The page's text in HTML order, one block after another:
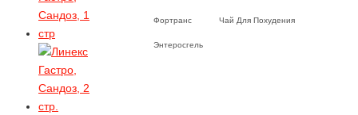
Фортранс Чай Для Похудения
Энтеросгель